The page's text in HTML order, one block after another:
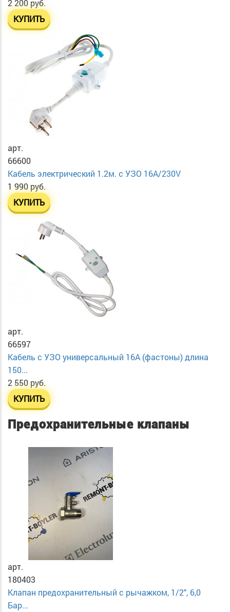
2 200 руб.
КУПИТЬ
арт.
66600
Кабель электрический 1.2м. с УЗО 16А/230V
1 990 руб.
КУПИТЬ
арт.
66597
Кабель с УЗО универсальный 16А (фастоны) длина
150...
2 550 руб.
КУПИТЬ
Предохранительные клапаны
арт.
180403
Клапан предохранительный с рычажком, 1/2", 6,0
Бар...